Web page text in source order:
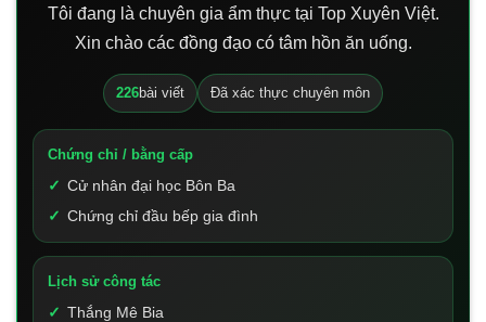
Tôi đang là chuyên gia ẩm thực tại Top Xuyên Việt.
Xin chào các đồng đạo có tâm hồn ăn uống.
226bài viết Đã xác thực chuyên môn
Chứng chỉ / bằng cấp
Cử nhân đại học Bôn Ba
Chứng chỉ đầu bếp gia đình
Lịch sử công tác
Thắng Mê Bia